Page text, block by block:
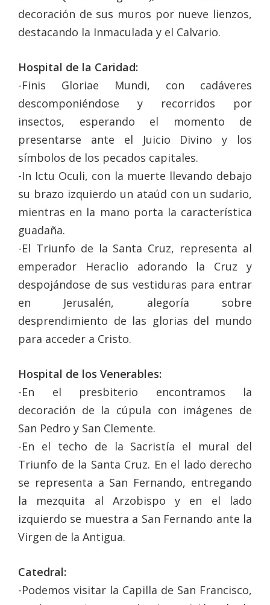
decoración de sus muros por nueve lienzos,
destacando la Inmaculada y el Calvario.
Hospital de la Caridad:
-Finis Gloriae Mundi, con cadáveres
descomponiéndose y recorridos por
insectos, esperando el momento de
presentarse ante el Juicio Divino y los
símbolos de los pecados capitales.
-In Ictu Oculi, con la muerte llevando debajo
su brazo izquierdo un ataúd con un sudario,
mientras en la mano porta la característica
guadaña.
-El Triunfo de la Santa Cruz, representa al
emperador Heraclio adorando la Cruz y
despojándose de sus vestiduras para entrar
en Jerusalén, alegoría sobre
desprendimiento de las glorias del mundo
para acceder a Cristo.
Hospital de los Venerables:
-En el presbiterio encontramos la
decoración de la cúpula con imágenes de
San Pedro y San Clemente.
-En el techo de la Sacristía el mural del
Triunfo de la Santa Cruz. En el lado derecho
se representa a San Fernando, entregando
la mezquita al Arzobispo y en el lado
izquierdo se muestra a San Fernando ante la
Virgen de la Antigua.
Catedral:
-Podemos visitar la Capilla de San Francisco,